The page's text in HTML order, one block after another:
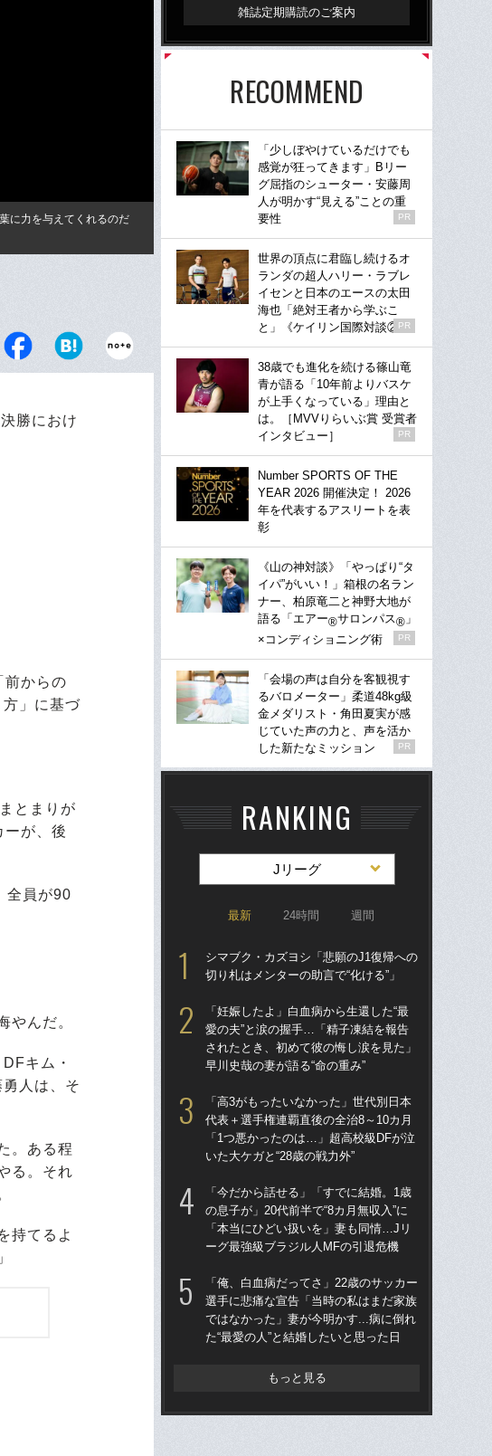
に力を与えてくれるのだ
勝におけ
からの
」に基づ
とまりが
が、後
全員が90
やんだ。
キム・
人は、そ
。ある程
る。それ
持てるよ
雑誌定期購読のご案内
RECOMMEND
「少しぼやけているだけでも
感覚が狂ってきます」Bリー
グ屈指のシューター・安藤周
人が明かす“見える”ことの重
要性
PR
世界の頂点に君臨し続けるオ
ランダの超人ハリー・ラブレ
イセンと日本のエースの太田
海也「絶対王者から学ぶこ
と」《ケイリン国際対談②》
PR
38歳でも進化を続ける篠山竜
青が語る「10年前よりバスケ
が上手くなっている」理由と
は。［MVVりらいぶ賞 受賞者
インタビュー］
PR
Number SPORTS OF THE
YEAR 2026 開催決定！ 2026
年を代表するアスリートを表
彰
《山の神対談》「やっぱり“タ
イパ”がいい！」箱根の名ラン
ナー、柏原竜二と神野大地が
語る「エアー®サロンパス® 」
×コンディショニング術
PR
「会場の声は自分を客観視す
るバロメーター」柔道48kg級
金メダリスト・角田夏実が感
じていた声の力と、声を活か
した新たなミッション
PR
RANKING
Jリーグ
最新 24時間 週間
シマブク・カズヨシ「悲願のJ1復帰への
切り札はメンターの助言で“化ける”」
「妊娠したよ」白血病から生還した“最
愛の夫”と涙の握手…「精子凍結を報告
されたとき、初めて彼の悔し涙を見た」
早川史哉の妻が語る“命の重み”
「高3がもったいなかった」世代別日本
代表＋選手権連覇直後の全治8～10カ月
「1つ悪かったのは…」超高校級DFが泣
いた大ケガと“28歳の戦力外”
「今だから話せる」「すでに結婚。1歳
の息子が」20代前半で“8カ月無収入”に
「本当にひどい扱いを」妻も同情…Jリ
ーグ最強級ブラジル人MFの引退危機
「俺、白血病だってさ」22歳のサッカー
選手に悲痛な宣告「当時の私はまだ家族
ではなかった」妻が今明かす...病に倒れ
た“最愛の人”と結婚したいと思った日
もっと見る